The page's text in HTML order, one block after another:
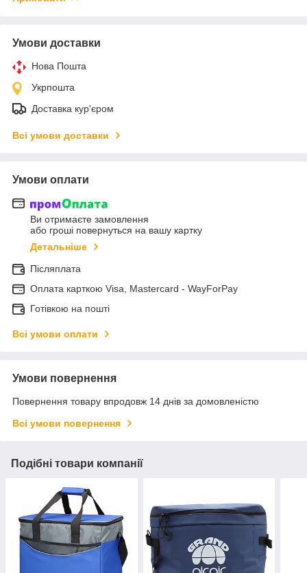
Умови доставки
Нова Пошта
Укрпошта
Доставка кур'єром
Всі умови доставки
Умови оплати
Ви отримаєте замовлення
або гроші повернуться на вашу картку
Детальніше
Післяплата
Оплата карткою Visa, Mastercard - WayForPay
Готівкою на пошті
Всі умови оплати
Умови повернення
Повернення товару впродовж 14 днів за домовленістю
Всі умови повернення
Подібні товари компанії